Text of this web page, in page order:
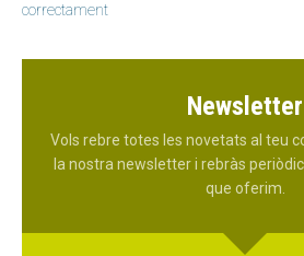
correctament
Newsletter
Vols rebre totes les novetats al teu
la nostra newsletter i rebràs
que oferim.